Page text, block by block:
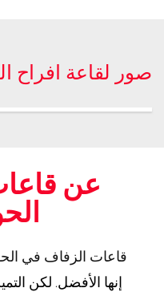
صور لقاعة افراح
عن
قاعات الزفاف في
إنها الأفضل. لكن